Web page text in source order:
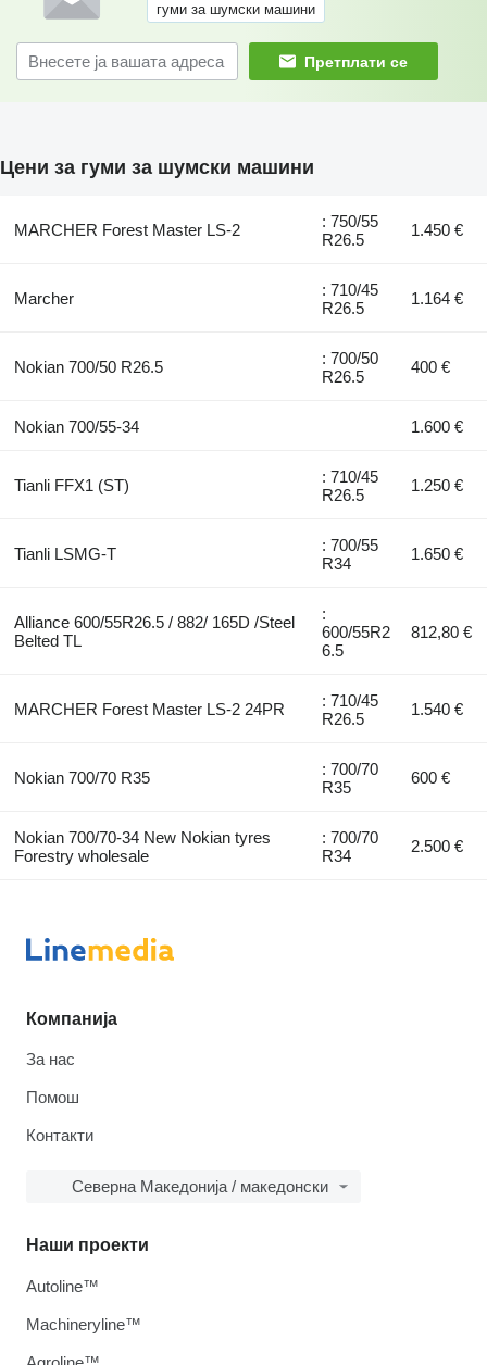
гуми за шумски машини
Претплати се
Цени за гуми за шумски машини
MARCHER Forest Master LS-2
: 750/55
R26.5
1.450 €
Marcher
: 710/45
R26.5
1.164 €
Nokian 700/50 R26.5
: 700/50
R26.5
400 €
Nokian 700/55-34 1.600 €
Tianli FFX1 (ST)
: 710/45
R26.5
1.250 €
Tianli LSMG-T
: 700/55
R34
1.650 €
Alliance 600/55R26.5 / 882/ 165D /Steel
Belted TL
:
600/55R2
6.5
812,80 €
MARCHER Forest Master LS-2 24PR
: 710/45
R26.5
1.540 €
Nokian 700/70 R35
: 700/70
R35
600 €
Nokian 700/70-34 New Nokian tyres
Forestry wholesale
: 700/70
R34
2.500 €
Компанија
За нас
Помош
Контакти
Северна Македонија / македонски
Наши проекти
Autoline™
Machineryline™